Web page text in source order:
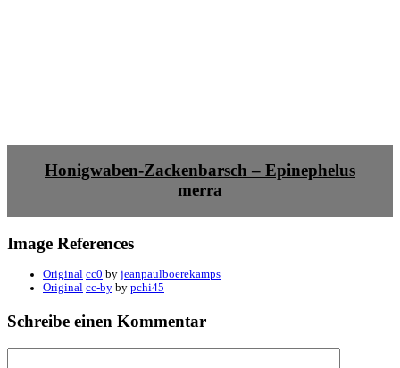
Honigwaben-Zackenbarsch – Epinephelus
merra
Image References
Original cc0 by jeanpaulboerekamps
Original cc-by by pchi45
Schreibe einen Kommentar